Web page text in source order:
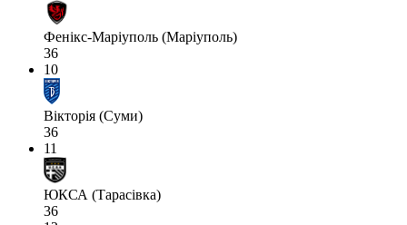
Фенікс-Маріуполь (Маріуполь)
36
10
Вікторія (Суми)
36
11
ЮКСА (Тарасівка)
36